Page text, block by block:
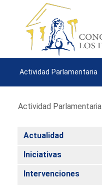
Actividad Parlamentaria
Actividad Parlamentaria
Actualidad
Iniciativas
Intervenciones